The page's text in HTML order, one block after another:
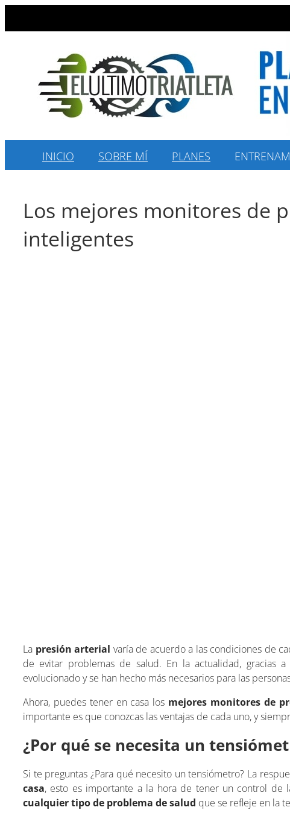
INICIO SOBRE MÍ PLANES
Los mejores monitores de
inteligentes
La presión arterial varía de acuerdo a las condiciones de
de evitar problemas de salud. En la actualidad, gracias a
evolucionado y se han hecho más necesarios para las
Ahora, puedes tener en casa los mejores monitores de
importante es que conozcas las ventajas de cada uno, y
¿Por qué se necesita un
Si te preguntas ¿Para qué necesito un tensiómetro? La
casa, esto es importante a la hora de tener un control
cualquier tipo de problema de salud que se refleje en la